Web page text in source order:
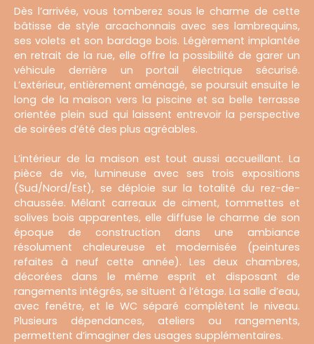
Dès l’arrivée, vous tomberez sous le charme de cette
bâtisse de style arcachonnais avec ses lambrequins,
ses volets et son bardage bois. Légèrement implantée
en retrait de la rue, elle offre la possibilité de garer un
véhicule derrière un portail électrique sécurisé.
L’extérieur, entièrement aménagé, se poursuit ensuite le
long de la maison vers la piscine et sa belle terrasse
orientée plein sud qui laissent entrevoir la perspective
de soirées d’été des plus agréables.
L’intérieur de la maison est tout aussi accueillant. La
pièce de vie, lumineuse avec ses trois expositions
(Sud/Nord/Est), se déploie sur la totalité du rez-de-
chaussée. Mêlant carreaux de ciment, tommettes et
solives bois apparentes, elle diffuse le charme de son
époque de construction dans une ambiance
résolument chaleureuse et modernisée (peintures
refaites à neuf cette année). Les deux chambres,
décorées dans le même esprit et disposant de
rangements intégrés, se situent à l’étage. La salle d’eau,
avec fenêtre, et le WC séparé complètent le niveau.
Plusieurs dépendances, ateliers ou rangements,
permettent d’imaginer des usages supplémentaires.